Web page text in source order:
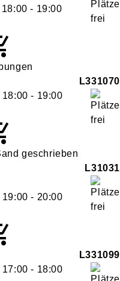
18:00 - 19:00
L331070
18:00 - 19:00
L31031
19:00 - 20:00
L331099
17:00 - 18:00